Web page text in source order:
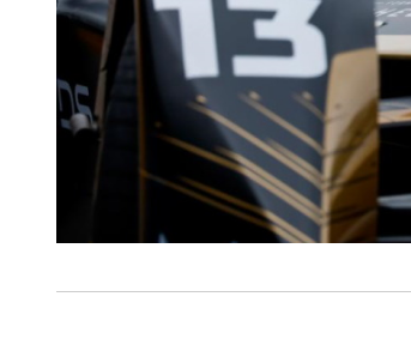
Consulte a